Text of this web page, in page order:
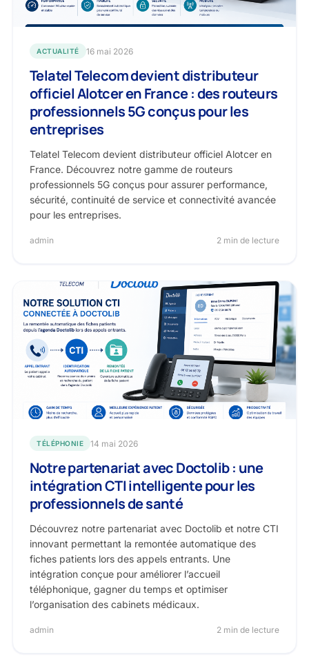
ACTUALITÉ 16 mai 2026
Telatel Telecom devient distributeur
officiel Alotcer en France : des routeurs
professionnels 5G conçus pour les
entreprises
Telatel Telecom devient distributeur officiel Alotcer en
France. Découvrez notre gamme de routeurs
professionnels 5G conçus pour assurer performance,
sécurité, continuité de service et connectivité avancée
pour les entreprises.
admin 2 min de lecture
TÉLÉPHONIE 14 mai 2026
Notre partenariat avec Doctolib : une
intégration CTI intelligente pour les
professionnels de santé
Découvrez notre partenariat avec Doctolib et notre CTI
innovant permettant la remontée automatique des
fiches patients lors des appels entrants. Une
intégration conçue pour améliorer l’accueil
téléphonique, gagner du temps et optimiser
l’organisation des cabinets médicaux.
admin 2 min de lecture